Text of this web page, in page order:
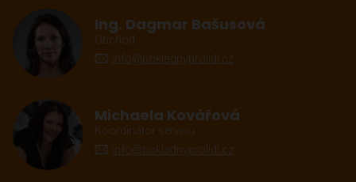
Ing. Dagmar Bašusová
Obchod
info@pokladnyprolidi.cz
Michaela Kovářová
Koordinátor servisu
info@pokladnyprolidi.cz